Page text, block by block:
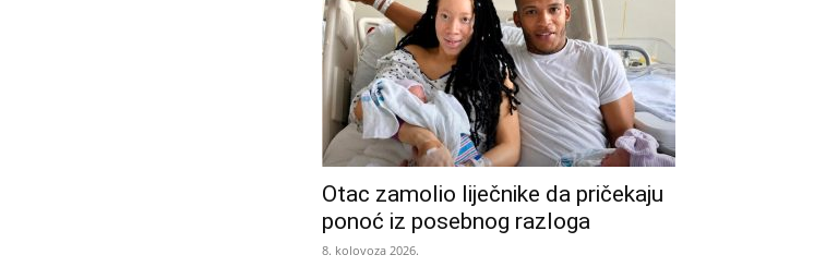
Otac zamolio liječnike da pričekaju
ponoć iz posebnog razloga
8. kolovoza 2026.